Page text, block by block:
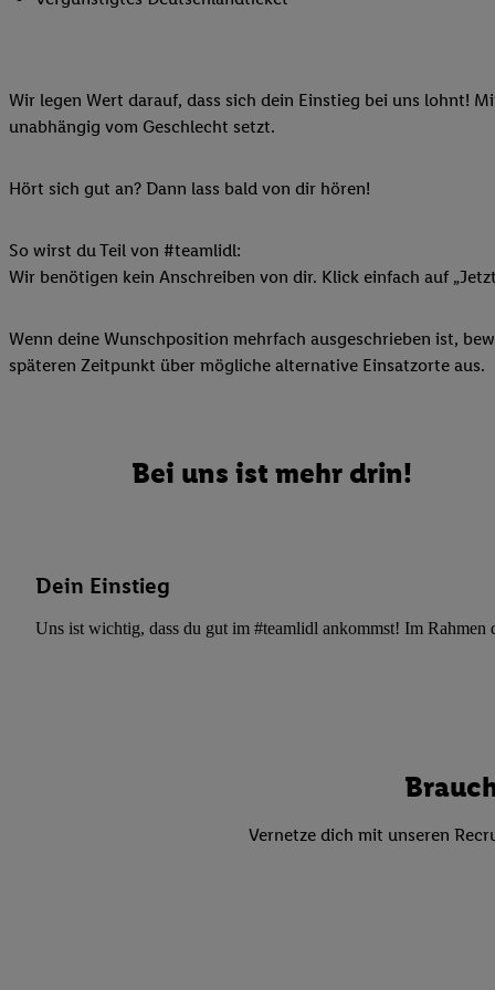
Wir legen Wert darauf, dass sich dein Einstieg bei uns lohnt!
unabhängig vom Geschlecht setzt.
Hört sich gut an? Dann lass bald von dir hören!
So wirst du Teil von #teamlidl:
Wir benötigen kein Anschreiben von dir. Klick einfach auf
Wenn deine Wunschposition mehrfach ausgeschrieben ist,
späteren Zeitpunkt über mögliche alternative Einsatzorte aus.
Bei uns ist mehr drin!
Dein Einstieg
Uns ist wichtig, dass du gut im #teamlidl ankommst! Im Rahmen
Vernetze dich mit unseren
Technologie in den
werden diese
Möglichkeit, Ihre
Marketing“ am
finden Sie in den
Ihre Einwilligung
Verknüpfung
von Zielgruppen
reduzierter Daten
zur Auswahl